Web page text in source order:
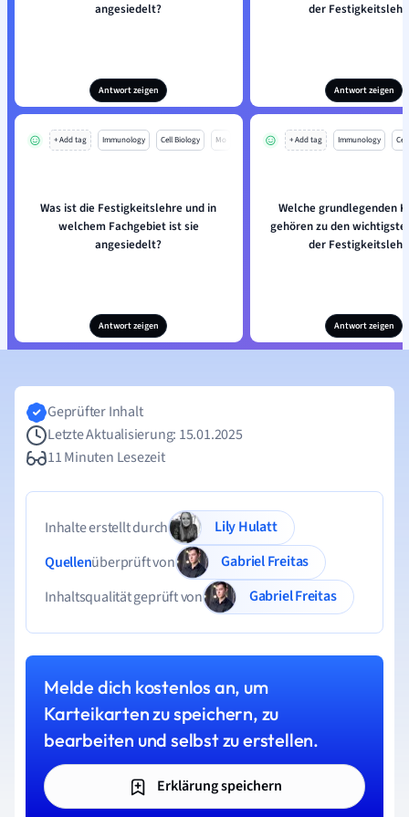
angesiedelt?
Antwort zeigen
der
Antwort zeigen
+ Add tag Immunology Cell Biology Mo
Was ist die Festigkeitslehre und in
welchem Fachgebiet ist sie
angesiedelt?
Antwort zeigen
+ Add tag Immunology
Welche grundlegenden
gehören zu den
der
Antwort zeigen
Geprüfter Inhalt
Letzte Aktualisierung: 15.01.2025
11 Minuten Lesezeit
Inhalte erstellt durch
Lily Hulatt
Quellenüberprüft von
Gabriel Freitas
Inhaltsqualität geprüft von
Gabriel Freitas
Melde dich kostenlos an, um
Karteikarten zu speichern, zu
bearbeiten und selbst zu erstellen.
Erklärung speichern